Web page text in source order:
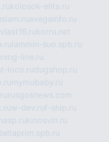
kolosok-elita.ru
insiam.ruavegainfo.ru
vlast16.rukorru.net
lammin-suo.spb.ru
line.ru
loco.rudugshop.ru
mymubaby.ru
rusgosnews.com
w-dev.ruf-ship.ru
kinosvin.ru